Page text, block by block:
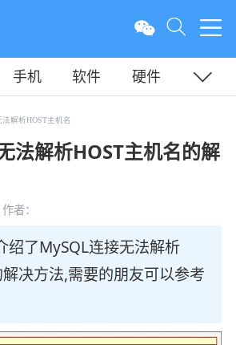
手机 软件
硬件
服务器
法解析HOST主机名
法解析HOST主机名的解
者：
绍了MySQL连接无法解析
决方法,需要的朋友可以参考